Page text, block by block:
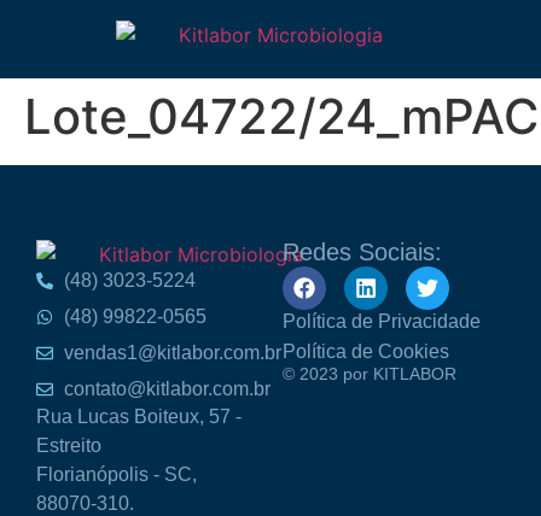
Lote_04722/24_mPAC
(48) 3023-5224
(48) 99822-0565
vendas1@kitlabor.com.br
contato@kitlabor.com.br
Rua Lucas Boiteux, 57 -
Estreito
Florianópolis - SC,
88070-310.
Redes Sociais:
Política de Privacidade
Política de Cookies
© 2023 por KITLABOR